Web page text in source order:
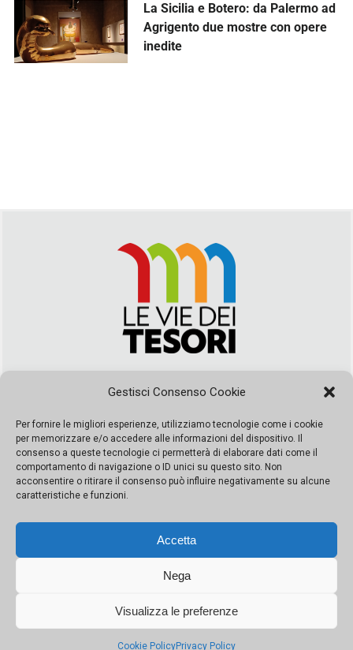
Gestisci Consenso Cookie
Per fornire le migliori esperienze, utilizziamo tecnologie come i cookie
per memorizzare e/o accedere alle informazioni del dispositivo. Il
consenso a queste tecnologie ci permetterà di elaborare dati come il
comportamento di navigazione o ID unici su questo sito. Non
acconsentire o ritirare il consenso può influire negativamente su alcune
caratteristiche e funzioni.
Accetta
Nega
Visualizza le preferenze
Cookie PolicyPrivacy Policy
La Sicilia e Botero: da Palermo ad
Agrigento due mostre con opere
inedite
segreteria@leviedeitesori.it
Direttore ResponsabileMarcello Barbaro – Aut. del tribunale di
Palermo n. 19 del 2017 iscrizione al roc numero 37003 Editore
Porta Felice Srl. Sede legale: Via Libertà 93 – 90143 Palermo
Società iscritta alla Camera di Commercio di Palermo Ufficio
065228208251 Capitale 10000 euro IV
© Copyright Porta Felice | Le Vie dei Tesori. Tutti i diritti riservati |Privacy Policy